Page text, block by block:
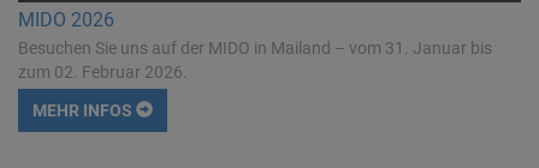
MIDO 2026
Besuchen Sie uns auf der MIDO in Mailand – vom 31. Januar bis
zum 02. Februar 2026.
MEHR INFOS